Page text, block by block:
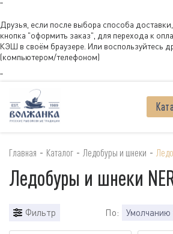
"
Друзья, если после выбора способа
кнопка "оформить заказ", для перехода к
КЭШ в своём браузере. Или воспользуйтесь
(компьютером/телефоном)
"
Главная - Каталог - Ледобуры и шнеки -
Ледобуры и шнеки
Фильтр По: Умолчанию